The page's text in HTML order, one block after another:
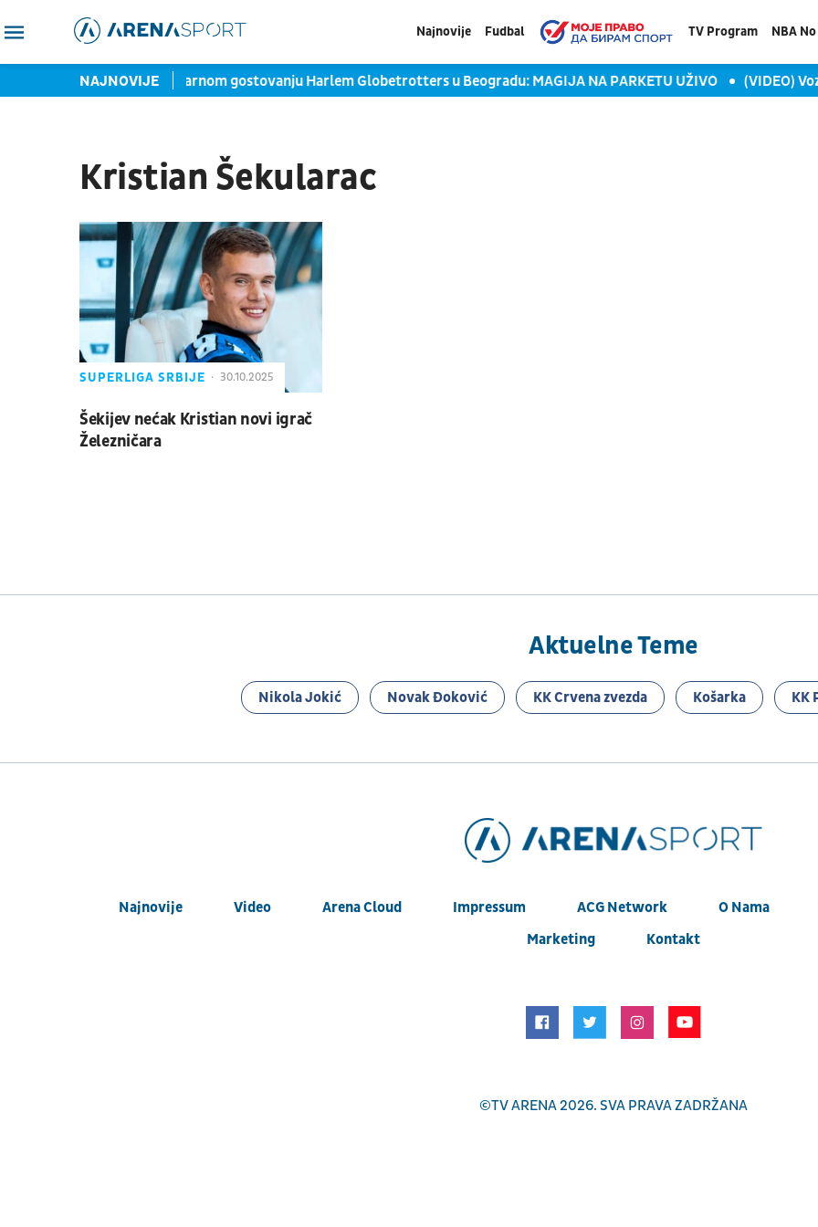
Najnovije Fudbal TV Program NBA
NAJNOVIJE
U susret jubilarnom gostovanju Harlem Globetrotters u Beogradu: MAGIJA NA PARKETU UŽIVO (VIDEO)
Kristian Šekularac
SUPERLIGA SRBIJE 30.10.2025
Šekijev nećak Kristian novi igrač
Železničara
Aktuelne Teme
Nikola Jokić Novak Đoković KK Crvena zvezda Košarka KK
Najnovije Video Arena Cloud Impressum ACG Network O Nama
Marketing
Kontakt
©TV ARENA2026. SVA PRAVA ZADRŽANA